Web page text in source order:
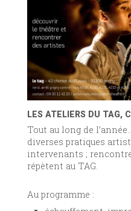
LES ATELIERS DU TAG,
Tout au long de
diverses pratiques
intervenants ;
répètent au TAG.
Au programme :